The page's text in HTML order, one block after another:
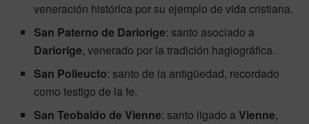
veneración histórica por su ejemplo de vida cristiana.
San Paterno de Dariorige: santo asociado a
Dariorige, venerado por la tradición hagiográfica.
San Polieucto: santo de la antigüedad, recordado
como testigo de la fe.
San Teobaldo de Vienne: santo ligado aVienne,